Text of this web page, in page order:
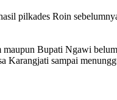
pilkades Roin
maupun Bupati Ngawi
Karangjati sampai